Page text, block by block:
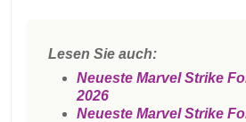
Lesen Sie auch:
Neueste Marvel Strike
2026
Neueste Marvel Strike